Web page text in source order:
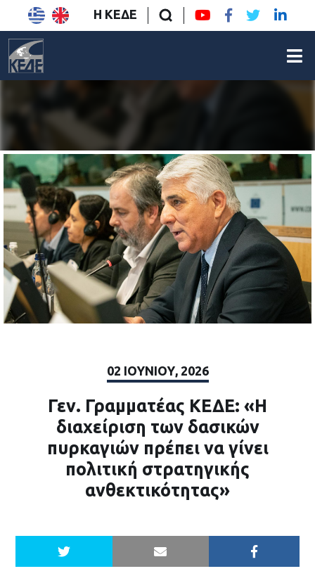
Η ΚΕΔΕ
02 ΙΟΥΝΊΟΥ, 2026
Γεν. Γραμματέας ΚΕΔΕ: «Η
διαχείριση των δασικών
πυρκαγιών πρέπει να γίνει
πολιτική στρατηγικής
ανθεκτικότητας»